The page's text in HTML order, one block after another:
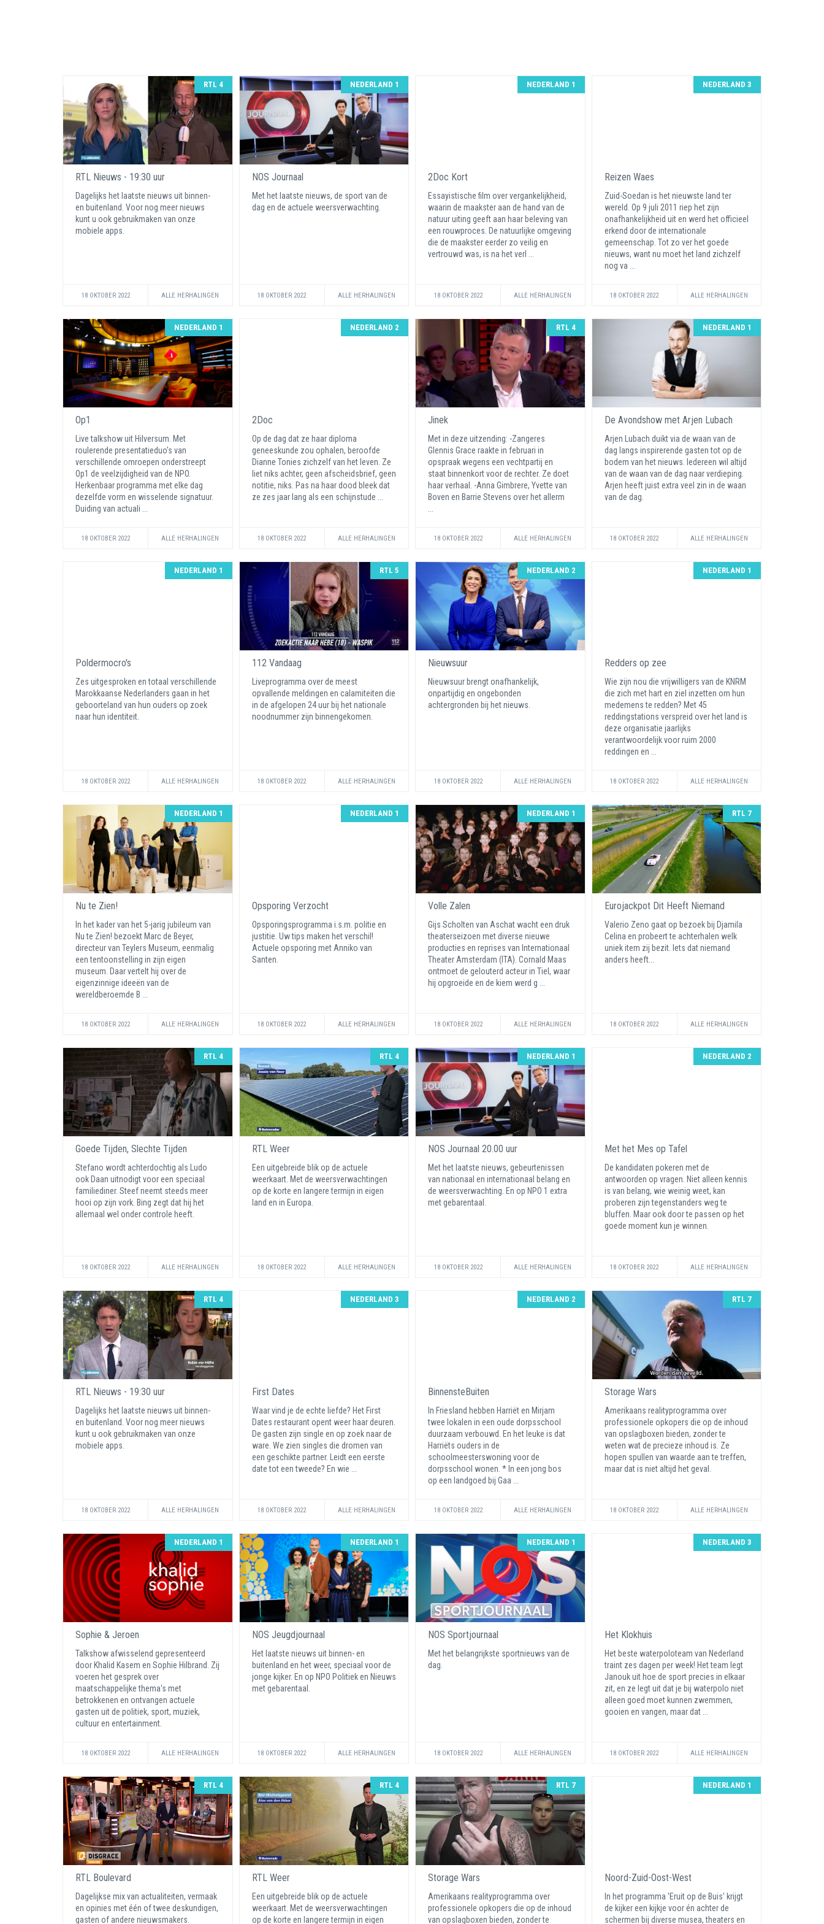
RTL 4
RTL Nieuws - 19:30 uur
Dagelijks het laatste nieuws uit binnen-
en buitenland. Voor nog meer nieuws
kunt u ook gebruikmaken van onze
mobiele apps.
18 OKTOBER 2022 ALLE HERHALINGEN
NEDERLAND 1
NOS Journaal
Met het laatste nieuws, de sport van de
dag en de actuele weersverwachting.
18 OKTOBER 2022 ALLE HERHALINGEN
NEDERLAND 1
2Doc Kort
Essayistische film over vergankelijkheid,
waarin de maakster aan de hand van de
natuur uiting geeft aan haar beleving van
een rouwproces. De natuurlijke omgeving
die de maakster eerder zo veilig en
vertrouwd was, is na het verl ...
18 OKTOBER 2022 ALLE HERHALINGEN
NEDERLAND 3
Reizen Waes
Zuid-Soedan is het nieuwste land ter
wereld. Op 9 juli 2011 riep het zijn
onafhankelijkheid uit en werd het officieel
erkend door de internationale
gemeenschap. Tot zo ver het goede
nieuws, want nu moet het land zichzelf
nog va ...
18 OKTOBER 2022 ALLE HERHALINGEN
NEDERLAND 1
Op1
Live talkshow uit Hilversum. Met
roulerende presentatieduo's van
verschillende omroepen onderstreept
Op1 de veelzijdigheid van de NPO.
Herkenbaar programma met elke dag
dezelfde vorm en wisselende signatuur.
Duiding van actuali ...
18 OKTOBER 2022 ALLE HERHALINGEN
NEDERLAND 2
2Doc
Op de dag dat ze haar diploma
geneeskunde zou ophalen, beroofde
Dianne Tonies zichzelf van het leven. Ze
liet niks achter, geen afscheidsbrief, geen
notitie, niks. Pas na haar dood bleek dat
ze zes jaar lang als een schijnstude ...
18 OKTOBER 2022 ALLE HERHALINGEN
RTL 4
Jinek
Met in deze uitzending: -Zangeres
Glennis Grace raakte in februari in
opspraak wegens een vechtpartij en
staat binnenkort voor de rechter. Ze doet
haar verhaal. -Anna Gimbrere, Yvette van
Boven en Barrie Stevens over het allerm
18 OKTOBER 2022 ALLE HERHALINGEN
NEDERLAND 1
De Avondshow met Arjen Lubach
Arjen Lubach duikt via de waan van de
dag langs inspirerende gasten tot op de
bodem van het nieuws. Iedereen wil altijd
van de waan van de dag naar verdieping.
Arjen heeft juist extra veel zin in de waan
van de dag.
18 OKTOBER 2022 ALLE HERHALINGEN
NEDERLAND 1
Poldermocro's
Zes uitgesproken en totaal verschillende
Marokkaanse Nederlanders gaan in het
geboorteland van hun ouders op zoek
naar hun identiteit.
18 OKTOBER 2022 ALLE HERHALINGEN
RTL 5
112 Vandaag
Liveprogramma over de meest
opvallende meldingen en calamiteiten die
in de afgelopen 24 uur bij het nationale
noodnummer zijn binnengekomen.
18 OKTOBER 2022 ALLE HERHALINGEN
NEDERLAND 2
Nieuwsuur
Nieuwsuur brengt onafhankelijk,
onpartijdig en ongebonden
achtergronden bij het nieuws.
18 OKTOBER 2022 ALLE HERHALINGEN
NEDERLAND 1
Redders op zee
Wie zijn nou die vrijwilligers van de KNRM
die zich met hart en ziel inzetten om hun
medemens te redden? Met 45
reddingstations verspreid over het land is
deze organisatie jaarlijks
verantwoordelijk voor ruim 2000
reddingen en ...
18 OKTOBER 2022 ALLE HERHALINGEN
NEDERLAND 1
Nu te Zien!
In het kader van het 5-jarig jubileum van
Nu te Zien! bezoekt Marc de Beyer,
directeur van Teylers Museum, eenmalig
een tentoonstelling in zijn eigen
museum. Daar vertelt hij over de
eigenzinnige ideeën van de
wereldberoemde B ...
18 OKTOBER 2022 ALLE HERHALINGEN
NEDERLAND 1
Opsporing Verzocht
Opsporingsprogramma i.s.m. politie en
justitie. Uw tips maken het verschil!
Actuele opsporing met Anniko van
Santen.
18 OKTOBER 2022 ALLE HERHALINGEN
NEDERLAND 1
Volle Zalen
Gijs Scholten van Aschat wacht een druk
theaterseizoen met diverse nieuwe
producties en reprises van Internationaal
Theater Amsterdam (ITA). Cornald Maas
ontmoet de gelouterd acteur in Tiel, waar
hij opgroeide en de kiem werd g ...
18 OKTOBER 2022 ALLE HERHALINGEN
RTL 7
Eurojackpot Dit Heeft Niemand
Valerio Zeno gaat op bezoek bij Djamila
Celina en probeert te achterhalen welk
uniek item zij bezit. Iets dat niemand
anders heeft...
18 OKTOBER 2022 ALLE HERHALINGEN
RTL 4
Goede Tijden, Slechte Tijden
Stefano wordt achterdochtig als Ludo
ook Daan uitnodigt voor een speciaal
familiediner. Steef neemt steeds meer
hooi op zijn vork. Bing zegt dat hij het
allemaal wel onder controle heeft.
18 OKTOBER 2022 ALLE HERHALINGEN
RTL 4
RTL Weer
Een uitgebreide blik op de actuele
weerkaart. Met de weersverwachtingen
op de korte en langere termijn in eigen
land en in Europa.
18 OKTOBER 2022 ALLE HERHALINGEN
NEDERLAND 1
NOS Journaal 20.00 uur
Met het laatste nieuws, gebeurtenissen
van nationaal en internationaal belang en
de weersverwachting. En op NPO 1 extra
met gebarentaal.
18 OKTOBER 2022 ALLE HERHALINGEN
NEDERLAND 2
Met het Mes op Tafel
De kandidaten pokeren met de
antwoorden op vragen. Niet alleen kennis
is van belang, wie weinig weet, kan
proberen zijn tegenstanders weg te
bluffen. Maar ook door te passen op het
goede moment kun je winnen.
18 OKTOBER 2022 ALLE HERHALINGEN
RTL 4
RTL Nieuws - 19:30 uur
Dagelijks het laatste nieuws uit binnen-
en buitenland. Voor nog meer nieuws
kunt u ook gebruikmaken van onze
mobiele apps.
18 OKTOBER 2022 ALLE HERHALINGEN
NEDERLAND 3
First Dates
Waar vind je de echte liefde? Het First
Dates restaurant opent weer haar deuren.
De gasten zijn single en op zoek naar de
ware. We zien singles die dromen van
een geschikte partner. Leidt een eerste
date tot een tweede? En wie ...
18 OKTOBER 2022 ALLE HERHALINGEN
NEDERLAND 2
BinnensteBuiten
In Friesland hebben Harriët en Mirjam
twee lokalen in een oude dorpsschool
duurzaam verbouwd. En het leuke is dat
Harriëts ouders in de
schoolmeesterswoning voor de
dorpsschool wonen. * In een jong bos
op een landgoed bij Gaa ...
18 OKTOBER 2022 ALLE HERHALINGEN
RTL 7
Storage Wars
Amerikaans realityprogramma over
professionele opkopers die op de inhoud
van opslagboxen bieden, zonder te
weten wat de precieze inhoud is. Ze
hopen spullen van waarde aan te treffen,
maar dat is niet altijd het geval.
18 OKTOBER 2022 ALLE HERHALINGEN
NEDERLAND 1
Sophie & Jeroen
Talkshow afwisselend gepresenteerd
door Khalid Kasem en Sophie Hilbrand. Zij
voeren het gesprek over
maatschappelijke thema's met
betrokkenen en ontvangen actuele
gasten uit de politiek, sport, muziek,
cultuur en entertainment.
18 OKTOBER 2022 ALLE HERHALINGEN
NEDERLAND 1
NOS Jeugdjournaal
Het laatste nieuws uit binnen- en
buitenland en het weer, speciaal voor de
jonge kijker. En op NPO Politiek en Nieuws
met gebarentaal.
18 OKTOBER 2022 ALLE HERHALINGEN
NEDERLAND 1
NOS Sportjournaal
Met het belangrijkste sportnieuws van de
dag.
18 OKTOBER 2022 ALLE HERHALINGEN
NEDERLAND 3
Het Klokhuis
Het beste waterpoloteam van Nederland
traint zes dagen per week! Het team legt
Janouk uit hoe de sport precies in elkaar
zit, en ze legt uit dat je bij waterpolo niet
alleen goed moet kunnen zwemmen,
gooien en vangen, maar dat ...
18 OKTOBER 2022 ALLE HERHALINGEN
RTL 4
RTL Boulevard
Dagelijkse mix van actualiteiten, vermaak
en opinies met één of twee deskundigen,
gasten of andere nieuwsmakers.
RTL 4
RTL Weer
Een uitgebreide blik op de actuele
weerkaart. Met de weersverwachtingen
op de korte en langere termijn in eigen
RTL 7
Storage Wars
Amerikaans realityprogramma over
professionele opkopers die op de inhoud
van opslagboxen bieden, zonder te
NEDERLAND 1
Noord-Zuid-Oost-West
In het programma 'Eruit op de Buis' krijgt
de kijker een kijkje voor én achter de
schermen bij diverse musea, theaters en